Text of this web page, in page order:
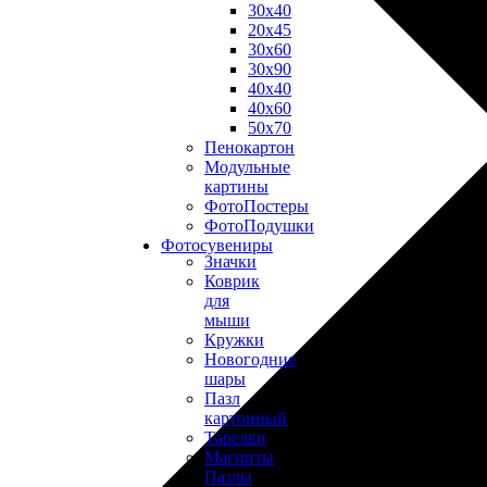
30х40
20х45
30х60
30х90
40х40
40х60
50х70
Пенокартон
Модульные
картины
ФотоПостеры
ФотоПодушки
Фотоcувениры
Значки
Коврик
для
мыши
Кружки
Новогодние
шары
Пазл
картонный
Тарелки
Магниты
Пазлы